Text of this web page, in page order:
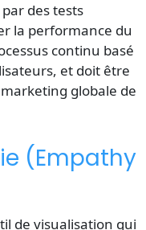
par des tests
la performance du
continu basé
et doit être
globale de
(Empathy
de visualisation qui